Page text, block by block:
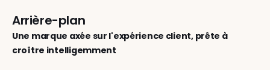
Arrière-plan
Une marque axée sur l'expérience client, prête à
croître intelligemment